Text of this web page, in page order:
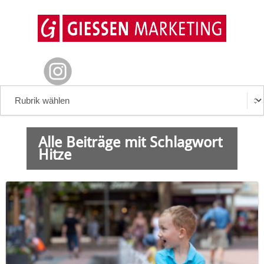
Alle Beiträge mit Schlagwort
Hitze